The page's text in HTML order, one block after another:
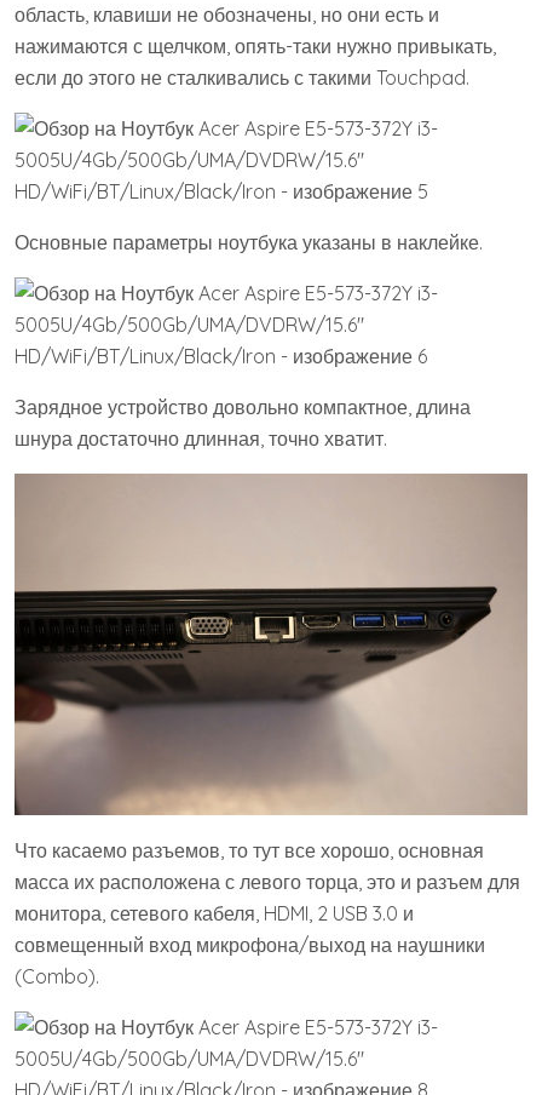
область, клавиши не обозначены, но они есть и
нажимаются с щелчком, опять-таки нужно привыкать,
если до этого не сталкивались с такими Touchpad.
Основные параметры ноутбука указаны в наклейке.
Зарядное устройство довольно компактное, длина
шнура достаточно длинная, точно хватит.
Что касаемо разъемов, то тут все хорошо, основная
масса их расположена с левого торца, это и разъем для
монитора, сетевого кабеля, HDMI, 2 USB 3.0 и
совмещенный вход микрофона/выход на наушники
(Combo).